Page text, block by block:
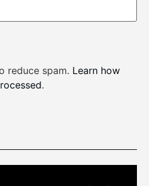
reduce spam. Learn how
.